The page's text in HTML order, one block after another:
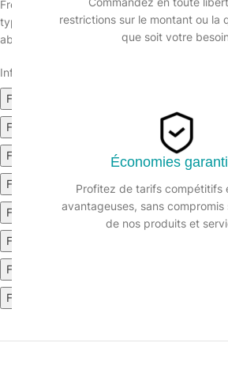
restrictions sur le montant ou la
que soit votre
Économies
Profitez de tarifs compétitifs
avantageuses, sans compromis
de nos produits et
Freshy’Sol est un détergent peu
types de sols (carrelages, sols plastiques
abrasifs. 4 parfums disponibles : Ambiance,
Informations sur le produit :
Fiche Technique AM (857.75k)
Fiche de données de sécurité AM (514.37k)
Fiche Technique CI (853.25k)
Fiche de données de sécurité CI (511.38k)
Fiche Technique FL (891.54k)
Fiche de données de sécurité FL (519.66k)
Fiche Technique PI (859.69k)
Fiche de données de sécurité PI (475.19k)